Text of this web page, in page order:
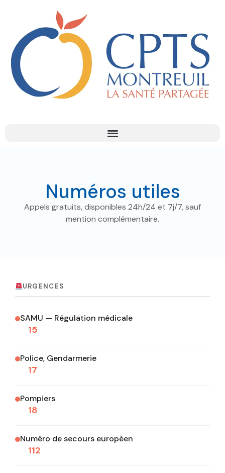
Numéros utiles
Appels gratuits, disponibles 24h/24 et 7j/7, sauf
mention complémentaire.
URGENCES
SAMU — Régulation médicale
15
Police, Gendarmerie
17
Pompiers
18
Numéro de secours européen
112